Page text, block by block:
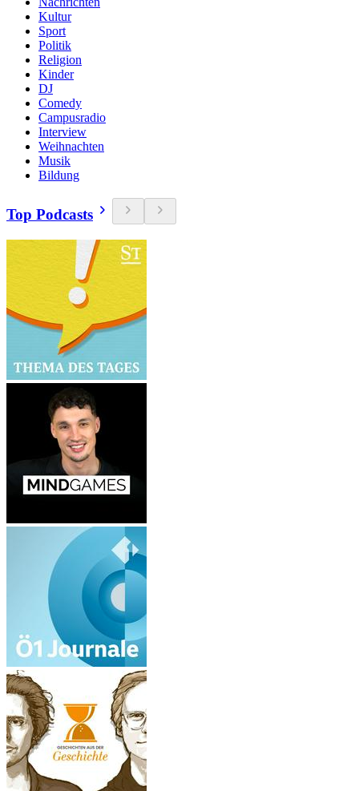
Kultur
Sport
Politik
Religion
Kinder
DJ
Comedy
Campusradio
Interview
Weihnachten
Musik
Bildung
Top Podcasts